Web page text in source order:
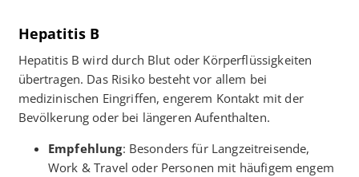
Hepatitis B
Hepatitis B wird durch Blut oder Körperflüssigkeiten
übertragen. Das Risiko besteht vor allem bei
medizinischen Eingriffen, engerem Kontakt mit der
Bevölkerung oder bei längeren Aufenthalten.
Empfehlung: Besonders für Langzeitreisende,
Work & Travel oder Personen mit häufigem engem